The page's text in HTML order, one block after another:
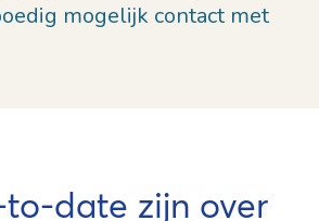
mogelijk contact met
date zijn over